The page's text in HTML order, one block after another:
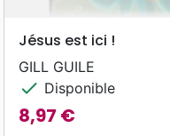
Jésus est ici !
GILL GUILE
check Disponible
Prix
8,97 €